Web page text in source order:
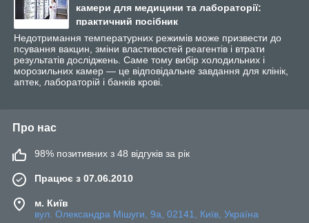
камери для медицини та лабораторії:
практичний посібник
Недотримання температурних режимів може призвести до
псування вакцин, зміни властивостей реагентів і втрати
результатів досліджень. Саме тому вибір холодильних і
морозильних камер — це відповідальне завдання для клінік,
аптек, лабораторій і банків крові.
Про нас
98% позитивних з 48 відгуків за рік
Працює з 07.06.2010
м. Київ
вул. Олександра Мішуги, 9а, 02141, Київ, Україна